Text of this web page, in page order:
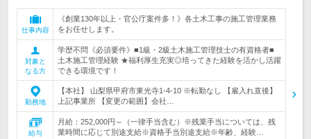
仕事内容
《創業130年以上・官公庁案件多！》各土木工事の施工管理業務
をお任せします。
対象と
なる方
学歴不問《必須要件》■1級・2級土木施工管理技士の有資格者■
土木施工管理経験 ★福利厚生充実◎培ってきた経験を活かし活躍
できる環境です！
勤務地
【本社】 山梨県甲府市東光寺1-4-10 ※転勤なし 【雇入れ直後】
上記事業所 【変更の範囲】会社…
給与
月給：252,000円～（一律手当含む）※残業手当については、残
業時間に応じて別途支給※資格手当別途支給※年齢、経験…